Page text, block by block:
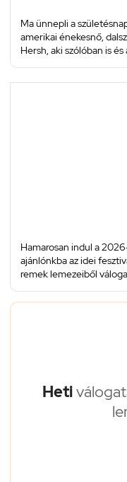
Ma ünnepli a
amerikai énekesnő,
Hersh, aki szólóban is és
Hamarosan indul a
ajánlónkba az idei
remek lemezeiből
Heti